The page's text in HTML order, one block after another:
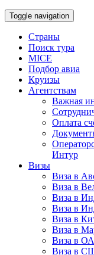
Toggle navigation
Страны
Поиск тура
MICE
Подбор авиа
Круизы
Агентствам
Важная
Оплата
Интур
Визы
Виза в
Виза в
Виза в
Виза в
Виза в
Виза в
Виза в
Виза в